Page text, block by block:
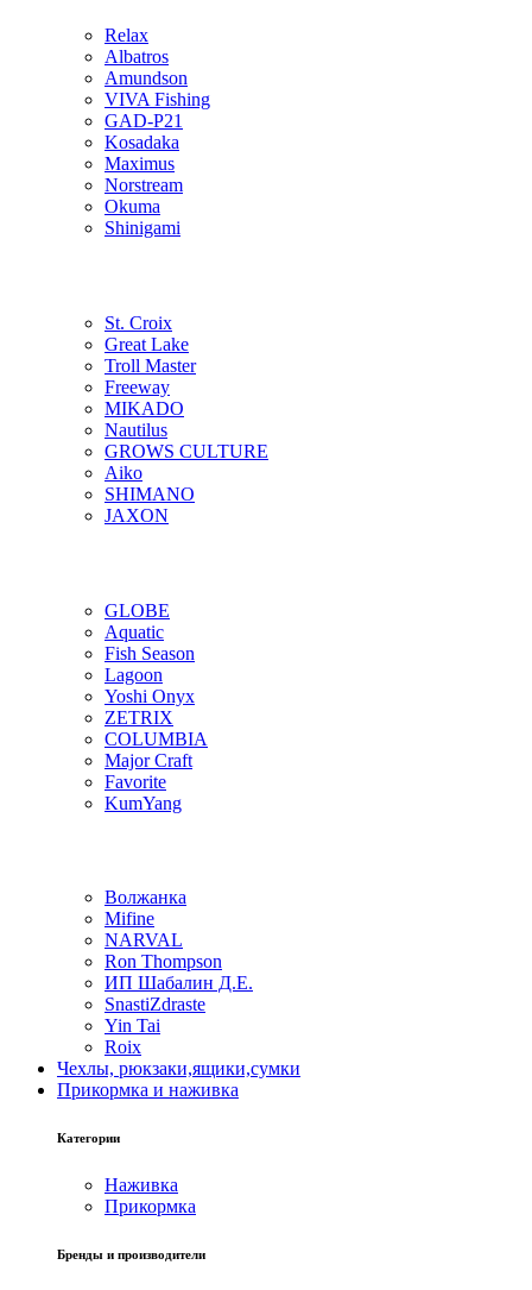
Relax
Albatros
Amundson
VIVA Fishing
GAD-P21
Kosadaka
Maximus
Norstream
Okuma
Shinigami
St. Croix
Great Lake
Troll Master
Freeway
MIKADO
Nautilus
GROWS CULTURE
Aiko
SHIMANO
JAXON
GLOBE
Aquatic
Fish Season
Lagoon
Yoshi Onyx
ZETRIX
COLUMBIA
Major Craft
Favorite
KumYang
Волжанка
Mifine
NARVAL
Ron Thompson
ИП Шабалин Д.Е.
SnastiZdraste
Yin Tai
Roix
Чехлы, рюкзаки,ящики,сумки
Прикормка и наживка
Категории
Наживка
Прикормка
Бренды и производители